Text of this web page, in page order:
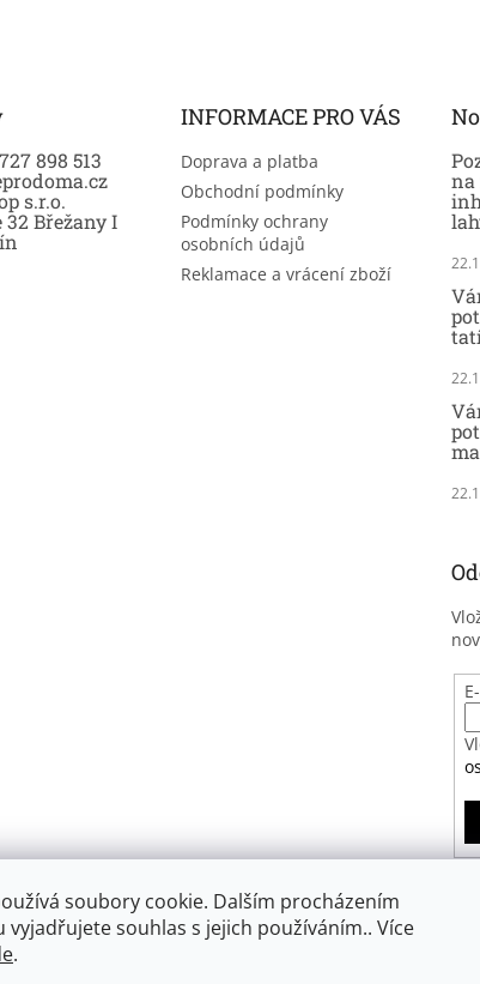
soubory cookie. Dalším procházením
souhlas s jejich používáním.. Více
.
898 513
s.r.o.
32 Břežany I
INFORMACE PRO VÁS
Doprava a platba
Obchodní podmínky
Podmínky ochrany
osobních údajů
Reklamace a vrácení zboží
na
Záruka spokojenosti